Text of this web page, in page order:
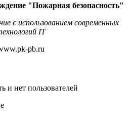
"Пожарная безопасность"
с использованием современных
IT
pb.ru
и нет пользователей